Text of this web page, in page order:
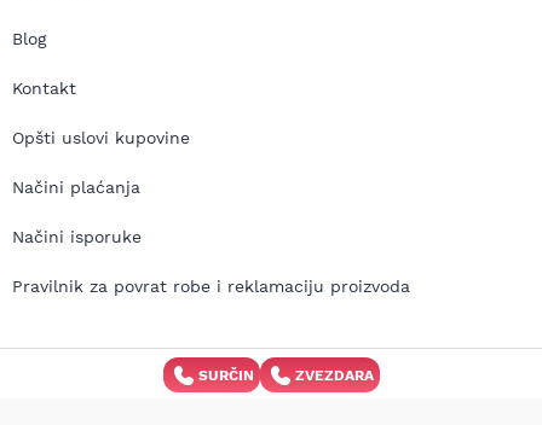
Blog
Kontakt
Opšti uslovi kupovine
Načini plaćanja
Načini isporuke
Pravilnik za povrat robe i reklamaciju proizvoda
Copyright © MD Auto 2026 | Izrada internet prodavnice:
Avokado.rs
SURČIN ZVEZDARA